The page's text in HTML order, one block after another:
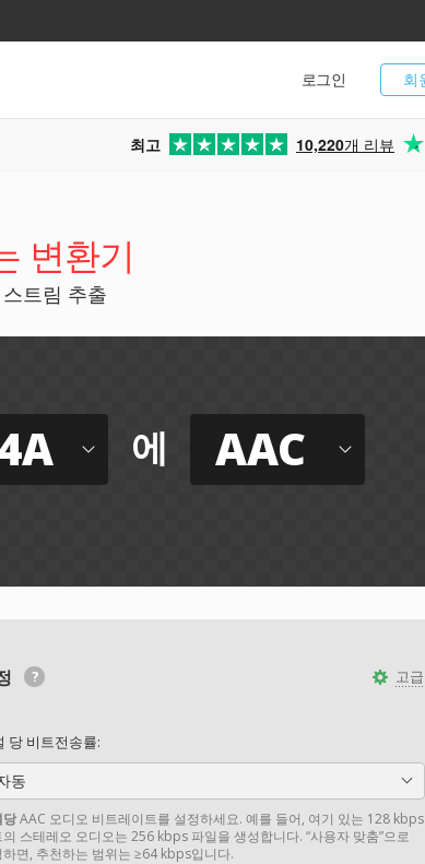
회
로그인
최고 10,220개 리뷰
변환기
트림 추출
에 AAC
고급
당 비트전송률:
동
당AAC 오디오 비트레이트를 설정하세요. 예를 들어, 여기 있는 128 kbps
스테레오 오디오는 256 kbps 파일을 생성합니다. “사용자 맞춤”으로
하면, 추천하는 범위는 ≥64 kbps입니다.